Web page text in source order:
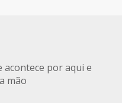
acontece por aqui e
mão